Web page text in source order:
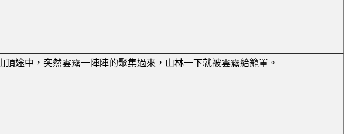
途中，突然雲霧一陣陣的聚集過來，山林一下就被雲霧給籠罩。